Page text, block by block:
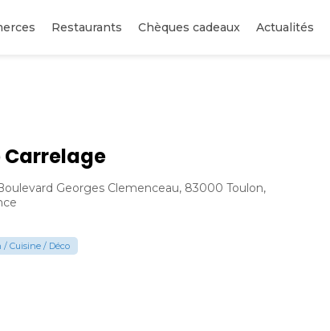
Restaurants Chèques cadeaux Actualités
Carrelage
Georges Clemenceau, 83000 Toulon,
/ Cuisine / Déco